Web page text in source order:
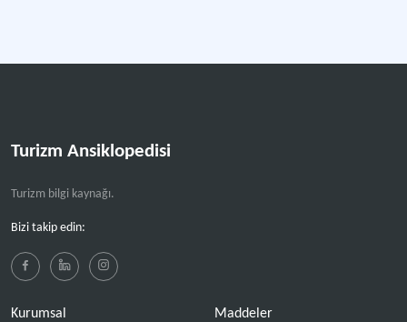
Turizm Ansiklopedisi
Turizm bilgi kaynağı.
Bizi takip edin:
Kurumsal Maddeler